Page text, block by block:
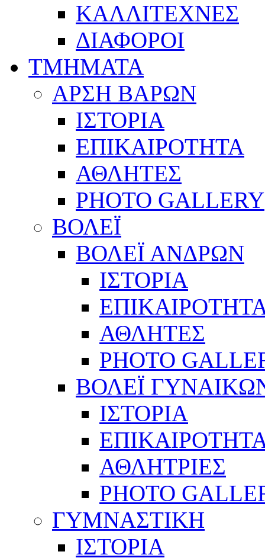
ΚΑΛΛΙΤΕΧΝΕΣ
ΔΙΑΦΟΡΟΙ
ΤΜΗΜΑΤΑ
ΑΡΣΗ ΒΑΡΩΝ
ΙΣΤΟΡΙΑ
ΕΠΙΚΑΙΡΟΤΗΤΑ
ΑΘΛΗΤΕΣ
PHOTO GALLERY
ΒΟΛΕΪ
ΒΟΛΕΪ ΑΝΔΡΩΝ
ΙΣΤΟΡΙΑ
ΑΘΛΗΤΕΣ
PHOTO
ΒΟΛΕΪ
ΙΣΤΟΡΙΑ
ΑΘΛΗΤΡΙΕΣ
PHOTO
ΓΥΜΝΑΣΤΙΚΗ
ΙΣΤΟΡΙΑ